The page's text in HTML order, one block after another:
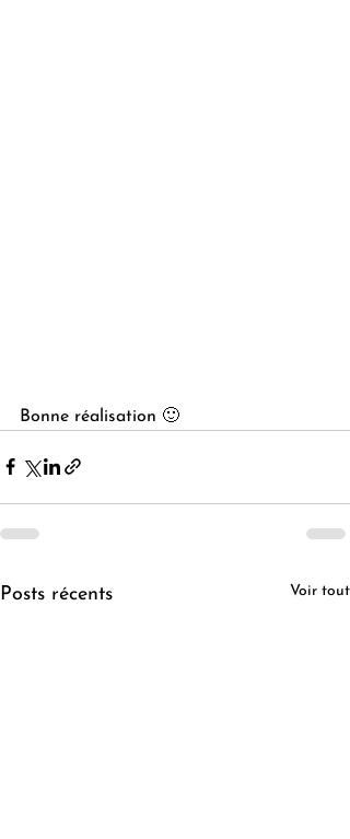
Bonne réalisation 🙂
Posts récents Voir tout